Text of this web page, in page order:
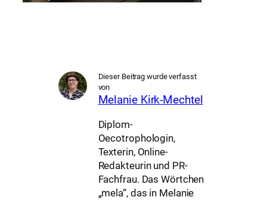
Dieser Beitrag wurde verfasst
von
Melanie Kirk-Mechtel
Diplom-
Oecotrophologin,
Texterin, Online-
Redakteurin und PR-
Fachfrau. Das Wörtchen
„mela“, das in Melanie